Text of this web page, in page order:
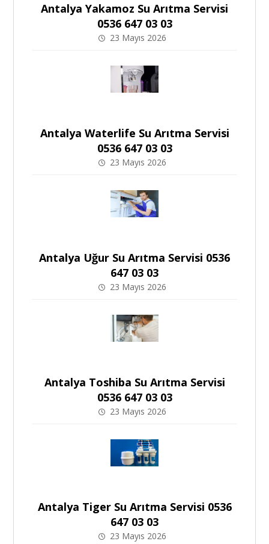
Antalya Yakamoz Su Arıtma Servisi
0536 647 03 03
23 Mayıs 2026
Antalya Waterlife Su Arıtma Servisi
0536 647 03 03
23 Mayıs 2026
Antalya Uğur Su Arıtma Servisi 0536
647 03 03
23 Mayıs 2026
Antalya Toshiba Su Arıtma Servisi
0536 647 03 03
23 Mayıs 2026
Antalya Tiger Su Arıtma Servisi 0536
647 03 03
23 Mayıs 2026